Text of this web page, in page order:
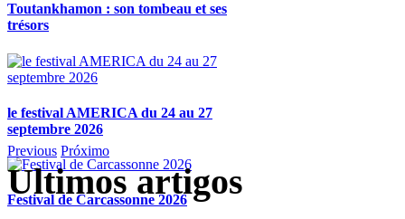
Toutankhamon : son tombeau et ses
trésors
le festival AMERICA du 24 au 27
septembre 2026
Festival de Carcassonne 2026
Previous Próximo
Ultimos artigos